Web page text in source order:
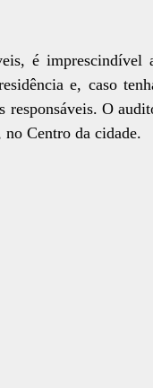
é
e, caso
responsáveis. O
Centro da cidade.